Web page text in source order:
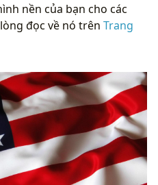
nền của bạn cho các
đọc về nó trên Trang